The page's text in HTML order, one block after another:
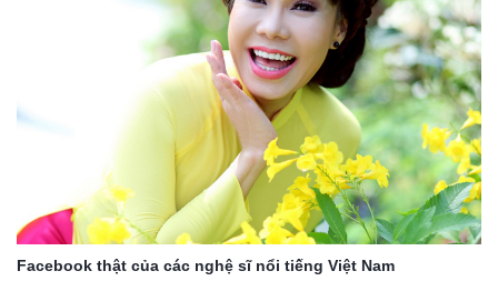
Facebook thật của các nghệ sĩ nổi tiếng Việt Nam